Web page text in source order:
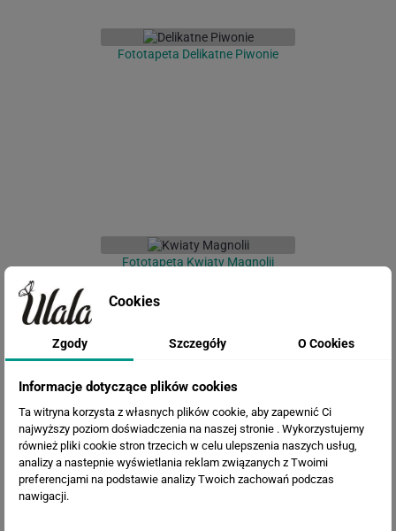
Fototapeta Delikatne Piwonie
Fototapeta Kwiaty Magnolii
Fototapeta Lilie
Cookies
Zgody Szczegóły O Cookies
Informacje dotyczące plików cookies
Ta witryna korzysta z własnych plików cookie, aby zapewnić Ci
najwyższy poziom doświadczenia na naszej stronie . Wykorzystujemy
również pliki cookie stron trzecich w celu ulepszenia naszych usług,
analizy a nastepnie wyświetlania reklam związanych z Twoimi
preferencjami na podstawie analizy Twoich zachowań podczas
nawigacji.